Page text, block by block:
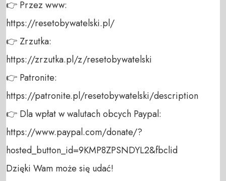
👉 Przez www:
https://resetobywatelski.pl/
👉 Zrzutka:
https://zrzutka.pl/z/resetobywatelski
👉 Patronite:
https://patronite.pl/resetobywatelski/description
👉 Dla wpłat w walutach obcych Paypal:
https://www.paypal.com/donate/?
hosted_button_id=9KMP8ZPSNDYL2&fbclid
Dzięki Wam może się udać!